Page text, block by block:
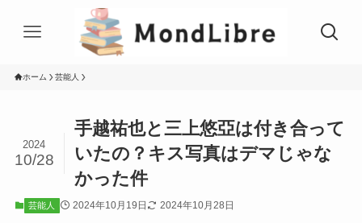
ホーム 芸能人
手越祐也と三上悠亞は付き合って
いたの？キス写真はデマじゃな
かった件
2024
10/28
芸能人 2024年10月19日 2024年10月28日